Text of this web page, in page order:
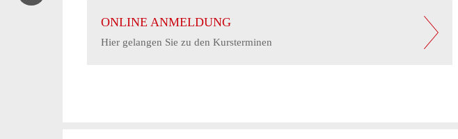
ONLINE ANMELDUNG
Hier gelangen Sie zu den Kursterminen